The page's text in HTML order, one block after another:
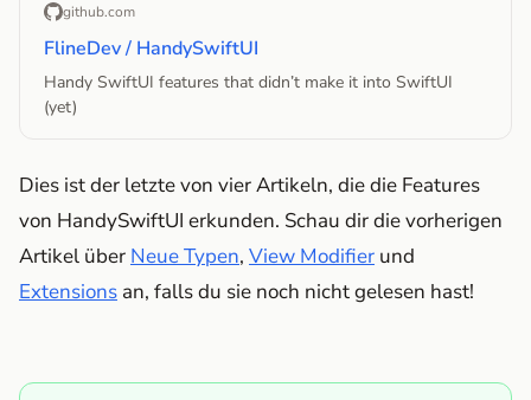
github.com
FlineDev / HandySwiftUI
Handy SwiftUI features that didn’t make it into SwiftUI
(yet)
Dies ist der letzte von vier Artikeln, die die Features
von HandySwiftUI erkunden. Schau dir die vorherigen
Artikel über Neue Typen, View Modifier und
Extensions an, falls du sie noch nicht gelesen hast!